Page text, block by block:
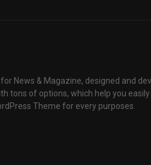
News & Magazine, designed and
tons of options, which help you
Theme for every purposes.